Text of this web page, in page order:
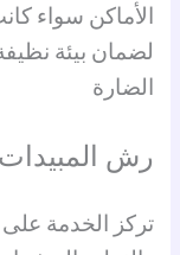
الأماكن سواء
لضمان بيئة
الضارة
رش
تركز الخدمة على